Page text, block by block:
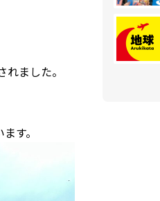
ました。
す。